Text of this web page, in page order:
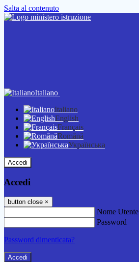
Salta al contenuto
Italiano
Italiano
English
Français
Română
Українська
Accedi
Accedi
button close ×
Nome Utente
Password
Password dimenticata?